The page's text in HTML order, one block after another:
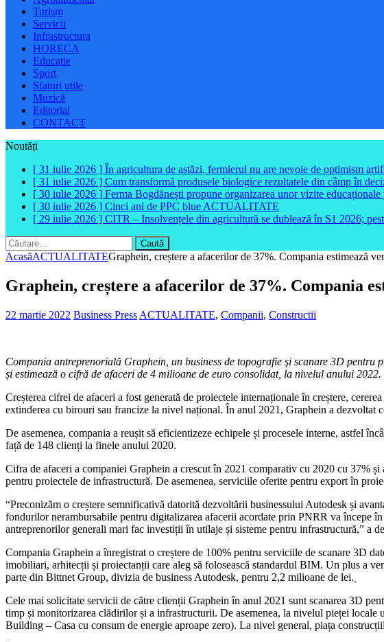
Turism
Servicii
Infrastructura
HORECA
Educatie
Sport
Sfaturi utile
Muzică
Editorial
CONTACT
Noutăți
[ 31 iulie 2026 ] În agricultura de astăzi, fermierul nu are nevoie de optimism
[ 31 iulie 2026 ] Cum transformă produsele biologice rezultatele din câmp în
[ 30 iulie 2026 ] Ferma Bogdănești propune organizarea unor vizite
[ 30 iulie 2026 ] Cinci ani de PPC blue ACTUALITATE
[ 29 iulie 2026 ] CITR – Insolvențele din agricultură se dublează în S1 2026;
Caută
după:
AcasăACTUALITATEGraphein, creștere a afacerilor de 37%. Compania estimează
Graphein, creștere a afacerilor de 37%. Compania
22 martie 2022 Business Press ACTUALITATE, Companii, Constructii
Compania antreprenorială Graphein, un business de topografie şi scanare 3D
și estimează o cifră de afaceri de 4 milioane de euro consolidat, la nivelul anului 2022.
Creșterea cifrei de afaceri a fost generată de proiectele internaționale în creștere,
extinderea cu birouri sau francize la nivel național. În anul 2021, Graphein a
De asemenea, compania a reușit să eficientizeze echipele și procesele interne, astfel
față de 148 clienți la finele anului 2020.
Cifra de afaceri a companiei Graphein a crescut în 2021 comparativ cu 2020 cu 37%
pentru proiectele de infrastructură. De asemenea, serviciile oferite pentru export în
“Preconizăm o creștere semnificativă datorită dezvoltării businessului Autodesk și
fondurilor nerambursabile pentru digitalizarea afacerii acordate prin PNRR va începe
antreprenorilor generali mari fac investiții în utilaje și sisteme pentru infrastructură,” a
Compania Graphein a înregistrat o creștere de 100% pentru serviciile de scanare 3D
imobiliari, arhitecții și proiectanții care aleg să folosească standardul BIM. Un plus a
parte din Bittnet Group, divizia de business Autodesk, pentru 2,2 milioane de lei.
Cele mai solicitate servicii de către clienții Graphein în anul 2021 sunt scanarea 3D
timp și monitorizarea clădirilor și a infrastructurii. De asemenea, la nivelul pieței
Building – Casa cu consum de energie aproape zero). La nivel general, piața